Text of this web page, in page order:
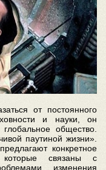
от постоянного
и науки, он
общество.
паутиной жизни».
конкретное
связаны с
изменения